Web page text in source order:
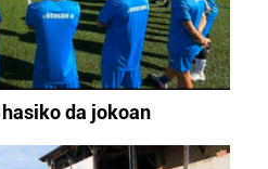
da jokoan